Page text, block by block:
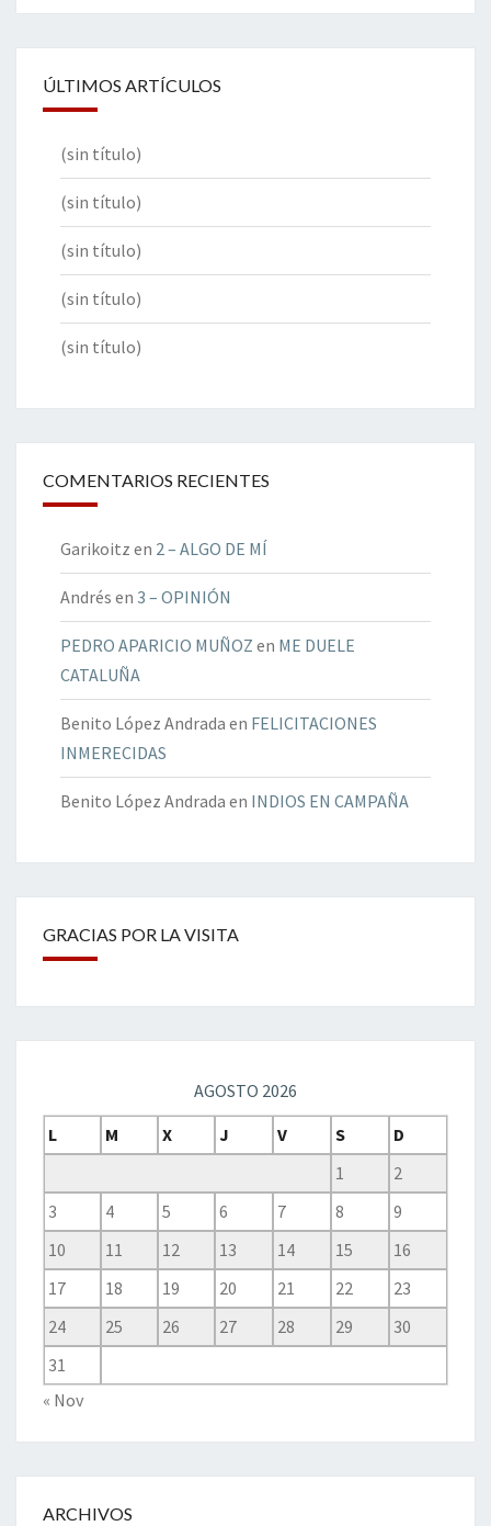
ÚLTIMOS ARTÍCULOS
(sin título)
(sin título)
(sin título)
(sin título)
(sin título)
COMENTARIOS RECIENTES
Garikoitz en 2 – ALGO DE MÍ
Andrés en 3 – OPINIÓN
PEDRO APARICIO MUÑOZ en ME DUELE
CATALUÑA
Benito López Andrada en FELICITACIONES
INMERECIDAS
Benito López Andrada en INDIOS EN CAMPAÑA
GRACIAS POR LA VISITA
AGOSTO 2026
L
M X J V S
D
1
2
3
4 5 6 7 8
9
10
11 12 13 14 15
16
17
18 19 20 21 22
23
24
25 26 27 28 29
30
31
« Nov
ARCHIVOS